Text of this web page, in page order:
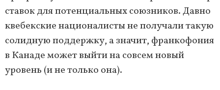
ставок для потенциальных союзников. Давно
квебекские националисты не получали такую
солидную поддержку, а значит, франкофония
в Канаде может выйти на совсем новый
уровень (и не только она).